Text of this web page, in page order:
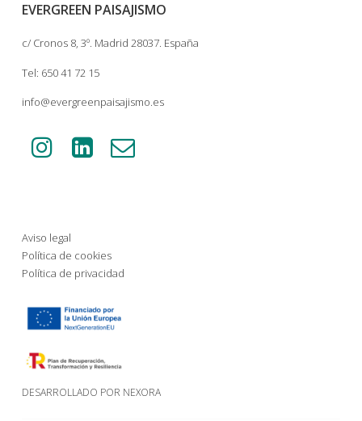
EVERGREEN PAISAJISMO
c/ Cronos 8, 3º. Madrid 28037. España
Tel: 650 41 72 15
info@evergreenpaisajismo.es
Aviso legal
Política de cookies
Política de privacidad
DESARROLLADO POR NEXORA